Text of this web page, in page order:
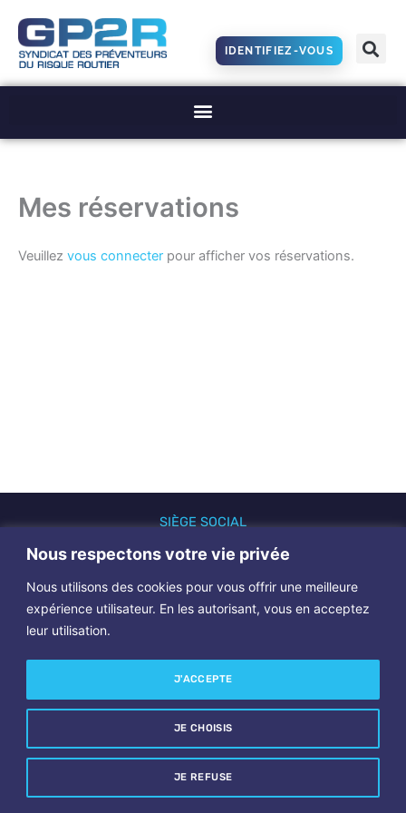
Nous respectons votre vie privée
Nous utilisons des cookies pour vous offrir une meilleure
expérience utilisateur. En les autorisant, vous en acceptez
leur utilisation.
JE CHOISIS
JE REFUSE
J'ACCEPTE
contenu
IDENTIFIEZ-VOUS
Mes réservations
Veuillez vous connecter pour afficher vos réservations.
SIÈGE SOCIAL
7 rue Foulon – 94480 Ablon sur Seine
CONTACTEZ-NOUS
LIENS UTILES
Tous droits réservés GP2R |©2026 | Créationannegencie.fr